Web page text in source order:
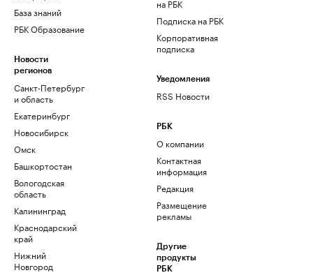
База знаний
РБК Образование
Новости
регионов
Санкт-Петербург
и область
Екатеринбург
Новосибирск
Омск
Башкортостан
Вологодская
область
Калининград
Краснодарский
край
Нижний
Новгород
на РБК
Подписка на РБК
Корпоративная
подписка
Уведомления
RSS Новости
РБК
О компании
Контактная
информация
Редакция
Размещение
рекламы
Другие
продукты
РБК